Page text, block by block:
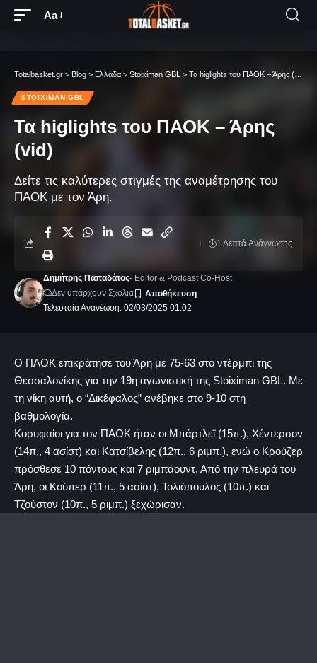
Aa
Totalbasket.gr > Blog > Ελλάδα > Stoiximan GBL > Τα higlights του ΠΑΟΚ – Άρης (vid)
STOIXIMAN GBL
Τα higlights του ΠΑΟΚ – Άρης
(vid)
Δείτε τις καλύτερες στιγμές της αναμέτρησης του
ΠΑΟΚ με τον Άρη.
Τελευταία Ανανέωση: 02/03/2025 01:02
Δημήτρης Παπαδάτος- Editor & Podcast Co-Host
Δεν υπάρχουν Σχόλια
1 Λεπτά Aνάγνωσης
Ο ΠΑΟΚ επικράτησε του Άρη με 75-63 στο ντέρμπι της
Θεσσαλονίκης για την 19η αγωνιστική της Stoiximan GBL. Με
τη νίκη αυτή, ο “Δικέφαλος” ανέβηκε στο 9-10 στη
βαθμολογία.
Κορυφαίοι για τον ΠΑΟΚ ήταν οι Μπάρτλεϊ (15π.), Χέντερσον
(14π., 4 ασίστ) και Κατσίβελης (12π., 6 ριμπ.), ενώ ο Κρούζερ
πρόσθεσε 10 πόντους και 7 ριμπάουντ. Από την πλευρά του
Άρη, οι Κούπερ (11π., 5 ασίστ), Τολιόπουλος (10π.) και
Τζούστον (10π., 5 ριμπ.) ξεχώρισαν.